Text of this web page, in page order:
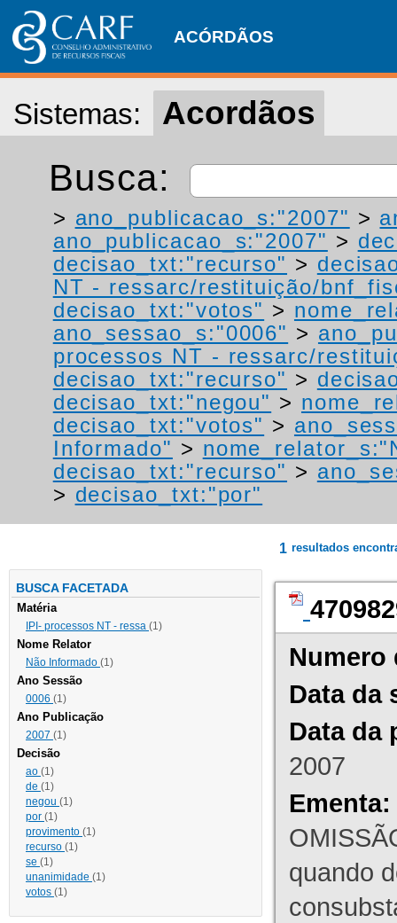
ACÓRDÃOS
Sistemas: Acordãos
Busca:
> ano_publicacao_s:"2007" >
ano_publicacao_s:"2007" >
decisao_txt:"recurso" >
NT - ressarc/restituição/
decisao_txt:"votos" >
ano_sessao_s:"0006" >
processos NT - ressarc/
decisao_txt:"recurso" >
decisao_txt:"negou" >
decisao_txt:"votos" >
Informado" >
decisao_txt:"recurso" >
> decisao_txt:"por"
BUSCA FACETADA
Matéria
IPI- processos NT - ressa (1)
Nome Relator
Não Informado (1)
Ano Sessão
0006 (1)
Ano Publicação
2007 (1)
Decisão
ao (1)
de (1)
negou (1)
por (1)
provimento (1)
recurso (1)
se (1)
unanimidade (1)
votos (1)
1 resultados
Numero
Data da
Data da
2007
Ementa:
quando